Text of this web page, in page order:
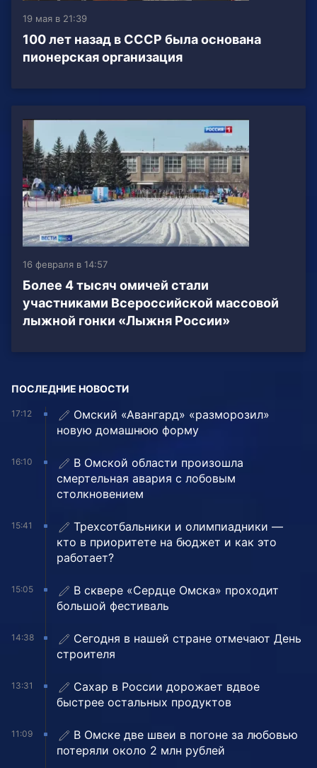
19 мая в 21:39
100 лет назад в СССР была основана
пионерская организация
16 февраля в 14:57
Более 4 тысяч омичей стали
участниками Всероссийской массовой
лыжной гонки «Лыжня России»
ПОСЛЕДНИЕ НОВОСТИ
17:12
Омский «Авангард» «разморозил»
новую домашнюю форму
16:10
В Омской области произошла
смертельная авария с лобовым
столкновением
15:41
Трехсотбальники и олимпиадники —
кто в приоритете на бюджет и как это
работает?
15:05
В сквере «Сердце Омска» проходит
большой фестиваль
14:38
Сегодня в нашей стране отмечают День
строителя
13:31
Сахар в России дорожает вдвое
быстрее остальных продуктов
11:09
В Омске две швеи в погоне за любовью
потеряли около 2 млн рублей